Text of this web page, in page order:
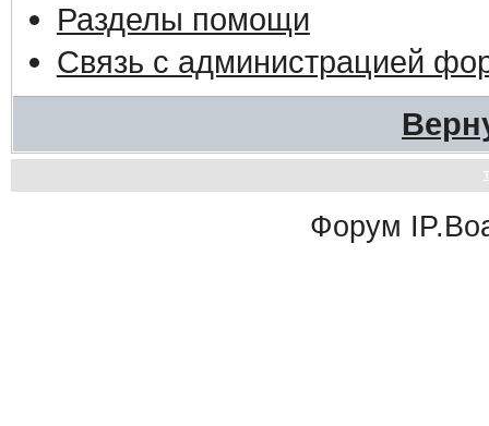
Разделы помощи
Связь с администрацией
Форум